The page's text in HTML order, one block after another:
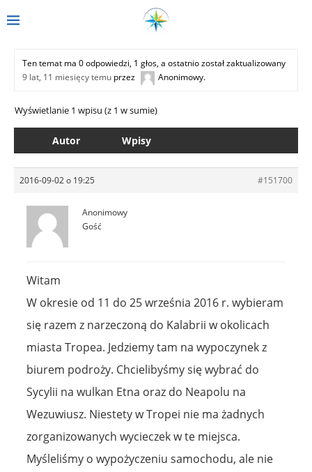
Ten temat ma 0 odpowiedzi, 1 głos, a ostatnio został zaktualizowany
9 lat, 11 miesięcy temu przez Anonimowy.
Wyświetlanie 1 wpisu (z 1 w sumie)
Autor Wpisy
2016-09-02 o 19:25 #151700
Anonimowy
Gość
Witam
W okresie od 11 do 25 września 2016 r. wybieram
się razem z narzeczoną do Kalabrii w okolicach
miasta Tropea. Jedziemy tam na wypoczynek z
biurem podroży. Chcielibyśmy się wybrać do
Sycylii na wulkan Etna oraz do Neapolu na
Wezuwiusz. Niestety w Tropei nie ma żadnych
zorganizowanych wycieczek w te miejsca.
Myśleliśmy o wypożyczeniu samochodu, ale nie